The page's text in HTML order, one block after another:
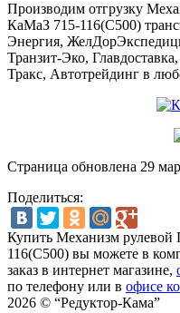
Производим отгрузку
КаМаЗ 715-116(С500)
Энергия,
Транзит-Эко,
Тракс, Автотрейдинг в
Страница обновлена 29
Поделиться:
Купить Механизм
116(С500) вы можете в
заказ в интернет магазине,
по телефону или в офисе
2026 © “Редуктор-Кама”